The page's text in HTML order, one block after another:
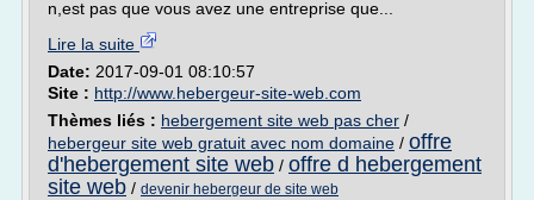
n,est pas que vous avez une entreprise que...
Lire la suite
Date: 2017-09-01 08:10:57
Site : http://www.hebergeur-site-web.com
Thèmes liés : hebergement site web pas cher /
hebergeur site web gratuit avec nom domaine / offre
d'hebergement site web / offre d hebergement
site web / devenir hebergeur de site web